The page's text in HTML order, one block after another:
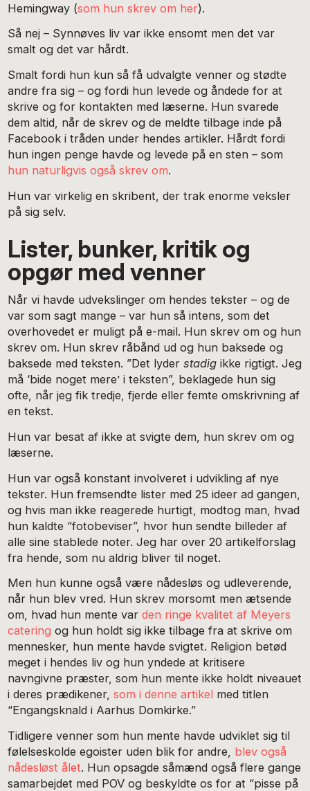
Hemingway (som hun skrev om her).
Så nej – Synnøves liv var ikke ensomt men det var
smalt og det var hårdt.
Smalt fordi hun kun så få udvalgte venner og stødte
andre fra sig – og fordi hun levede og åndede for at
skrive og for kontakten med læserne. Hun svarede
dem altid, når de skrev og de meldte tilbage inde på
Facebook i tråden under hendes artikler. Hårdt fordi
hun ingen penge havde og levede på en sten – som
hun naturligvis også skrev om.
Hun var virkelig en skribent, der trak enorme veksler
på sig selv.
Lister, bunker, kritik og
opgør med venner
Når vi havde udvekslinger om hendes tekster – og de
var som sagt mange – var hun så intens, som det
overhovedet er muligt på e-mail. Hun skrev om og hun
skrev om. Hun skrev råbånd ud og hun baksede og
baksede med teksten. ”Det lyder stadig ikke rigtigt. Jeg
må ‘bide noget mere’ i teksten”, beklagede hun sig
ofte, når jeg fik tredje, fjerde eller femte omskrivning af
en tekst.
Hun var besat af ikke at svigte dem, hun skrev om og
læserne.
Hun var også konstant involveret i udvikling af nye
tekster. Hun fremsendte lister med 25 ideer ad gangen,
og hvis man ikke reagerede hurtigt, modtog man, hvad
hun kaldte “fotobeviser”, hvor hun sendte billeder af
alle sine stablede noter. Jeg har over 20 artikelforslag
fra hende, som nu aldrig bliver til noget.
Men hun kunne også være nådesløs og udleverende,
når hun blev vred. Hun skrev morsomt men ætsende
om, hvad hun mente varden ringe kvalitet af Meyers
catering og hun holdt sig ikke tilbage fra at skrive om
mennesker, hun mente havde svigtet. Religion betød
meget i hendes liv og hun yndede at kritisere
navngivne præster, som hun mente ikke holdt niveauet
i deres prædikener,som i denne artikel med titlen
“Engangsknald i Aarhus Domkirke.”
Tidligere venner som hun mente havde udviklet sig til
følelseskolde egoister uden blik for andre, blev også
nådesløst ålet. Hun opsagde såmænd også flere gange
samarbejdet med POV og beskyldte os for at “pisse på